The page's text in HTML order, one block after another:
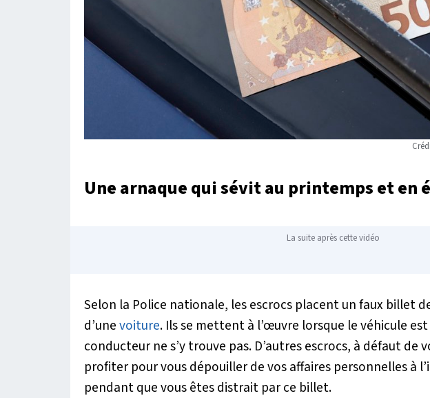
Une arnaque qui sévit au printemps et en
La suite après cette vidéo
Selon la Police nationale, les escrocs placent un faux billet
d’unevoiture. Ils se mettent à l’œuvre lorsque le véhicule
conducteur ne s’y trouve pas. D’autres escrocs, à défaut de
profiter pour vous dépouiller de vos affaires personnelles à
pendant que vous êtes distrait par ce billet.